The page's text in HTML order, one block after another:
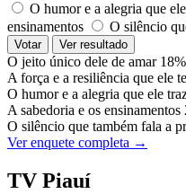
O humor e a alegria que
ensinamentos
O silêncio
Votar Ver resultado
O jeito único dele de amar 18%
A força e a resiliência que ele
O humor e a alegria que ele
A sabedoria e os ensinamentos
O silêncio que também fala a
Ver enquete completa →
TV Piauí